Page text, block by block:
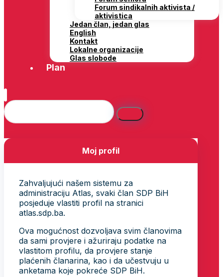
Forum sindikalnih aktivista /
aktivistica
Jedan član, jedan glas
English
Kontakt
Lokalne organizacije
Glas slobode
Plan
Moj profil
Zahvaljujući našem sistemu za
administraciju Atlas, svaki član SDP BiH
posjeduje vlastiti profil na stranici
atlas.sdp.ba.
Ova mogućnost dozvoljava svim članovima
da sami provjere i ažuriraju podatke na
vlastitom profilu, da provjere stanje
plaćenih članarina, kao i da učestvuju u
anketama koje pokreće SDP BiH.